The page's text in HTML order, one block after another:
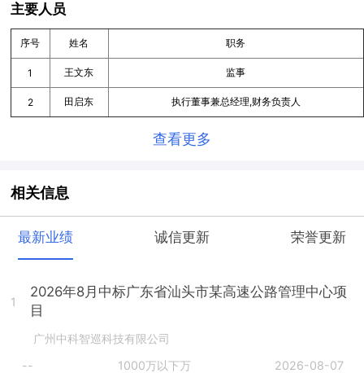
主要人员
序号 姓名 职务
1 王文东 监事
2 田启东 执行董事兼总经理,财务负责人
查看更多
相关信息
最新业绩 诚信更新 荣誉更新
1
2026年8月中标广东省汕头市某高速公路管理中心项
目
广州中科智巡科技有限公司
--
1000万以下万 2026-08-07